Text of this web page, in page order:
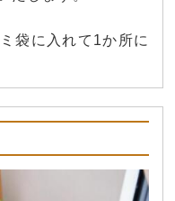
袋に入れて1か所に